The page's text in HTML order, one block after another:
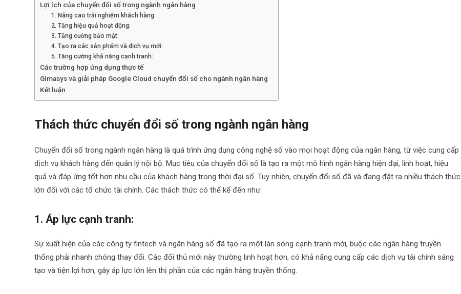
Lợi ích của chuyển đổi số trong ngành ngân hàng
1. Nâng cao trải nghiệm khách hàng:
2. Tăng hiệu quả hoạt động:
3. Tăng cường bảo mật:
4. Tạo ra các sản phẩm và dịch vụ mới:
5. Tăng cường khả năng cạnh tranh:
Các trường hợp ứng dụng thực tế
Gimasys và giải pháp Google Cloud chuyển đổi số cho ngành ngân hàng
Kết luận
Thách thức chuyển đổi số trong ngành ngân hàng
Chuyển đổi số trong ngành ngân hàng là quá trình ứng dụng công nghệ số vào mọi hoạt động của ngân hàng, từ việc cung cấp
dịch vụ khách hàng đến quản lý nội bộ. Mục tiêu của chuyển đổi số là tạo ra một mô hình ngân hàng hiện đại, linh hoạt, hiệu
quả và đáp ứng tốt hơn nhu cầu của khách hàng trong thời đại số. Tuy nhiên, chuyển đổi số đã và đang đặt ra nhiều thách thức
lớn đối với các tổ chức tài chính. Các thách thức có thể kể đến như:
1. Áp lực cạnh tranh:
Sự xuất hiện của các công ty fintech và ngân hàng số đã tạo ra một làn sóng cạnh tranh mới, buộc các ngân hàng truyền
thống phải nhanh chóng thay đổi. Các đối thủ mới này thường linh hoạt hơn, có khả năng cung cấp các dịch vụ tài chính sáng
tạo và tiện lợi hơn, gây áp lực lớn lên thị phần của các ngân hàng truyền thống.